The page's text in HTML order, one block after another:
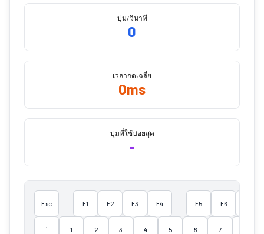
ปุ่ม/วินาที
0
เวลากดเฉลี่ย
0ms
ปุ่มที่ใช้บ่อยสุด
-
Esc F1 F2 F3 F4 F5 F6
` 1 2 3 4 5 6 7